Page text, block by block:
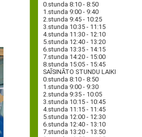
0.stunda 8:10 - 8:50
1.stunda 9:00 - 9:40
2.stunda 9:45 - 10:25
3.stunda 10:35 - 11:15
4.stunda 11:30 - 12:10
5.stunda 12:40 - 13:20
6.stunda 13:35 - 14:15
7.stunda 14:20 - 15:00
8.stunda 15:05 - 15:45
SAĪSINĀTO STUNDU LAIKI
0.stunda 8:10 - 8:50
1.stunda 9:00 - 9:30
2.stunda 9:35 - 10:05
3.stunda 10:15 - 10:45
4.stunda 11:15 - 11:45
5.stunda 12:00 - 12:30
6.stunda 12:40 - 13:10
7.stunda 13:20 - 13:50